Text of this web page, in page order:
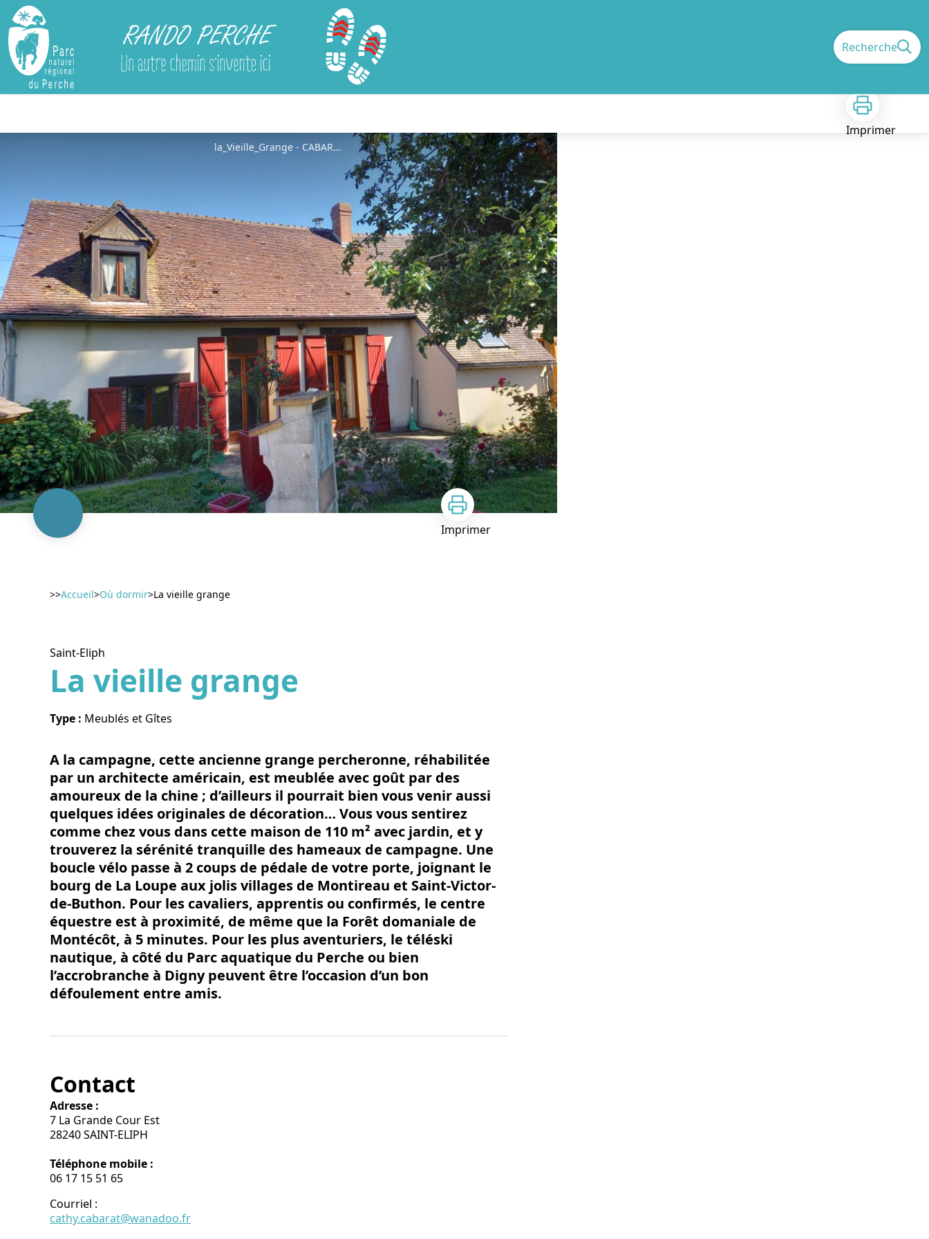
Rando Perche Recherche
Imprimer
la_Vieille_Grange - CABARAT
Imprimer
>>Accueil>Où dormir>La vieille grange
Saint-Eliph
La vieille grange
Type : Meublés et Gîtes
A la campagne, cette ancienne grange percheronne, réhabilitée
par un architecte américain, est meublée avec goût par des
amoureux de la chine ; d’ailleurs il pourrait bien vous venir aussi
quelques idées originales de décoration… Vous vous sentirez
comme chez vous dans cette maison de 110 m² avec jardin, et y
trouverez la sérénité tranquille des hameaux de campagne. Une
boucle vélo passe à 2 coups de pédale de votre porte, joignant le
bourg de La Loupe aux jolis villages de Montireau et Saint-Victor-
de-Buthon. Pour les cavaliers, apprentis ou confirmés, le centre
équestre est à proximité, de même que la Forêt domaniale de
Montécôt, à 5 minutes. Pour les plus aventuriers, le téléski
nautique, à côté du Parc aquatique du Perche ou bien
l’accrobranche à Digny peuvent être l’occasion d’un bon
défoulement entre amis.
Contact
Adresse :
7 La Grande Cour Est
28240 SAINT-ELIPH
Téléphone mobile :
06 17 15 51 65
Courriel :
cathy.cabarat@wanadoo.fr